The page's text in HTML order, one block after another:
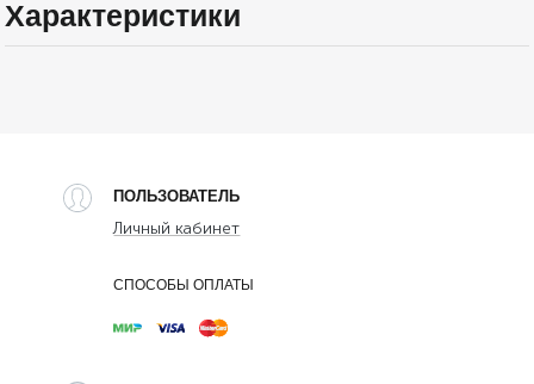
Характеристики
ПОЛЬЗОВАТЕЛЬ
Личный кабинет
СПОСОБЫ ОПЛАТЫ